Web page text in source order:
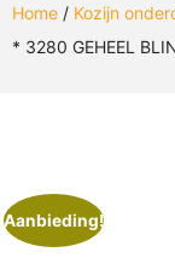
Home / Kozijn
* 3280 GEHEEL
Aanbieding!